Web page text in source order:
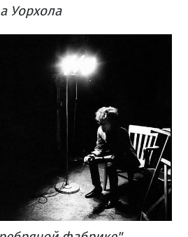
Уорхола